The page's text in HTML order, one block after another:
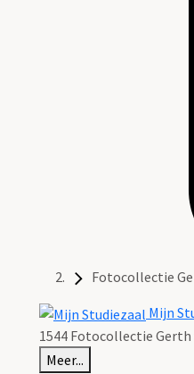
Fotocollectie
Mijn
1544 Fotocollectie Gerth
Meer...